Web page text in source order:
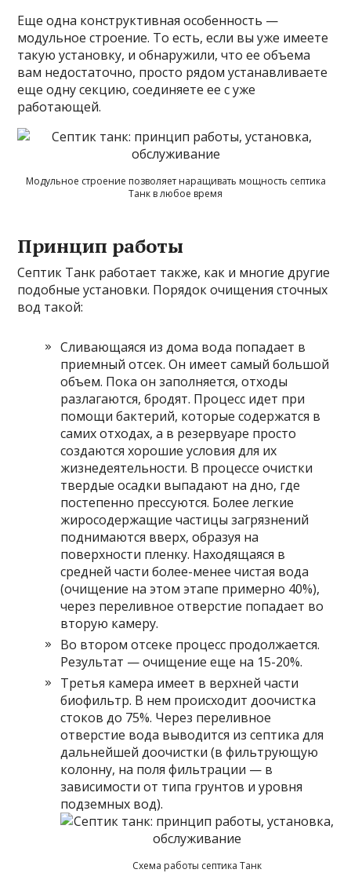
Еще одна конструктивная особенность —
модульное строение. То есть, если вы уже имеете
такую установку, и обнаружили, что ее объема
вам недостаточно, просто рядом устанавливаете
еще одну секцию, соединяете ее с уже
работающей.
Модульное строение позволяет наращивать мощность септика
Танк в любое время
Принцип работы
Септик Танк работает также, как и многие другие
подобные установки. Порядок очищения сточных
вод такой:
Сливающаяся из дома вода попадает в
приемный отсек. Он имеет самый большой
объем. Пока он заполняется, отходы
разлагаются, бродят. Процесс идет при
помощи бактерий, которые содержатся в
самих отходах, а в резервуаре просто
создаются хорошие условия для их
жизнедеятельности. В процессе очистки
твердые осадки выпадают на дно, где
постепенно прессуются. Более легкие
жиросодержащие частицы загрязнений
поднимаются вверх, образуя на
поверхности пленку. Находящаяся в
средней части более-менее чистая вода
(очищение на этом этапе примерно 40%),
через переливное отверстие попадает во
вторую камеру.
Во втором отсеке процесс продолжается.
Результат — очищение еще на 15-20%.
Третья камера имеет в верхней части
биофильтр. В нем происходит доочистка
стоков до 75%. Через переливное
отверстие вода выводится из септика для
дальнейшей доочистки (в фильтрующую
колонну, на поля фильтрации — в
зависимости от типа грунтов и уровня
подземных вод).
Схема работы септика Танк